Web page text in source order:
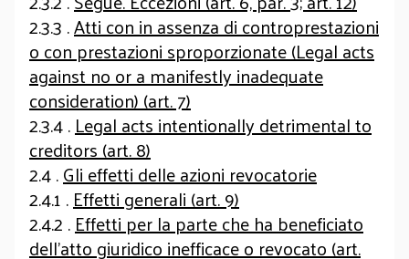
2.3.3 .Atti con in assenza di controprestazioni
o con prestazioni sproporzionate (Legal acts
against no or a manifestly inadequate
consideration) (art. 7)
2.3.4 .Legal acts intentionally detrimental to
creditors (art. 8)
2.4 .Gli effetti delle azioni revocatorie
2.4.1 .Effetti generali (art. 9)
2.4.2 .Effetti per la parte che ha beneficiato
dell'atto giuridico inefficace o revocato (art.